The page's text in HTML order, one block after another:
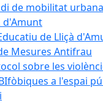
de mobilitat
d'Amunt
de Lliçà
Mesures Antifrau
sobre les
a l'espai